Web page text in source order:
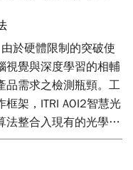
EzSim軟件自動生成
隨後，系統利用檢測
確保所有殘留物被徹
於硬體限制的突破使
視覺與深度學習的相輔
品需求之檢測瓶頸。工
架，ITRI AOI2智慧光
法整合入現有的光學檢
檢測系統的技術瓶頸，